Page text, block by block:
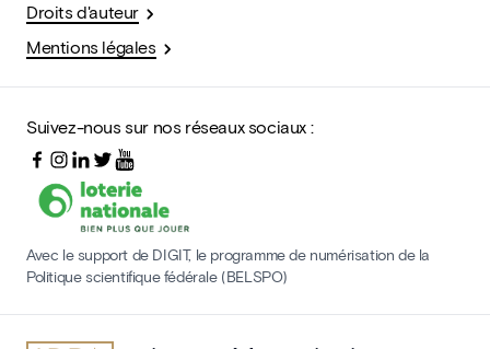
Droits d'auteur
Mentions légales
Suivez-nous sur nos réseaux sociaux :
Avec le support de DIGIT, le programme de numérisation de la
Politique scientifique fédérale (BELSPO)